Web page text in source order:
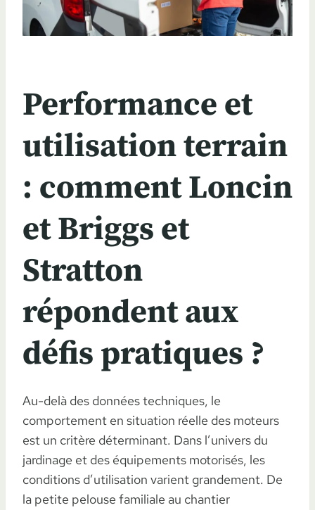
Performance et
utilisation terrain
: comment Loncin
et Briggs et
Stratton
répondent aux
défis pratiques ?
Au-delà des données techniques, le
comportement en situation réelle des moteurs
est un critère déterminant. Dans l’univers du
jardinage et des équipements motorisés, les
conditions d’utilisation varient grandement. De
la petite pelouse familiale au chantier